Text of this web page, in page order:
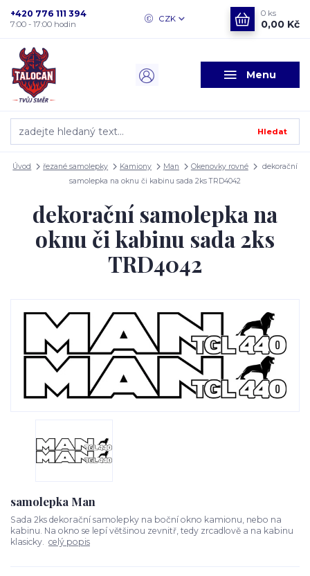
Menu
CZK
Hledat
+420 776 111 394
7:00 - 17:00 hodin
0 ks
0,00 Kč
Úvod řezané samolepky Kamiony Man Okenovky rovné
dekorační
samolepka na oknu či kabinu sada 2ks TRD4042
dekorační samolepka na
oknu či kabinu sada 2ks
TRD4042
samolepka Man
Sada 2ks dekorační samolepky na boční okno kamionu, nebo na
kabinu. Na okno se lepí většinou zevnitř, tedy zrcadlově a na kabinu
klasicky. celý popis